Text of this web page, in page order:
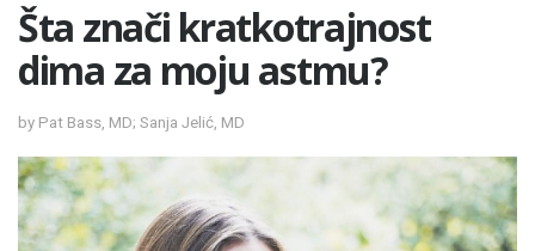
Šta znači kratkotrajnost
dima za moju astmu?
by Pat Bass, MD; Sanja Jelić, MD